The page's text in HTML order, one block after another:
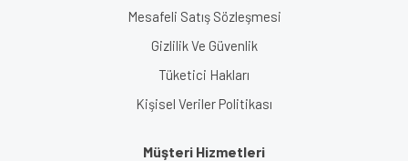
Mesafeli Satış Sözleşmesi
Gizlilik Ve Güvenlik
Tüketici Hakları
Kişisel Veriler Politikası
Müşteri Hizmetleri